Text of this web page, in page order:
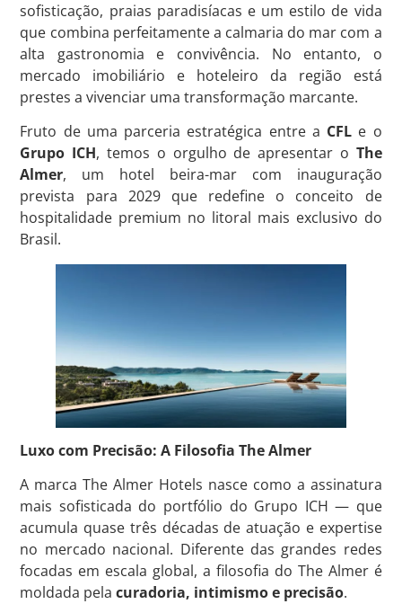
sofisticação, praias paradisíacas e um estilo de vida
que combina perfeitamente a calmaria do mar com a
alta gastronomia e convivência. No entanto, o
mercado imobiliário e hoteleiro da região está
prestes a vivenciar uma transformação marcante.
Fruto de uma parceria estratégica entre a CFL e o
Grupo ICH, temos o orgulho de apresentar o The
Almer, um hotel beira-mar com inauguração
prevista para 2029 que redefine o conceito de
hospitalidade premium no litoral mais exclusivo do
Brasil.
Luxo com Precisão: A Filosofia The Almer
A marca The Almer Hotels nasce como a assinatura
mais sofisticada do portfólio do Grupo ICH — que
acumula quase três décadas de atuação e expertise
no mercado nacional. Diferente das grandes redes
focadas em escala global, a filosofia do The Almer é
moldada pelacuradoria, intimismo e precisão.